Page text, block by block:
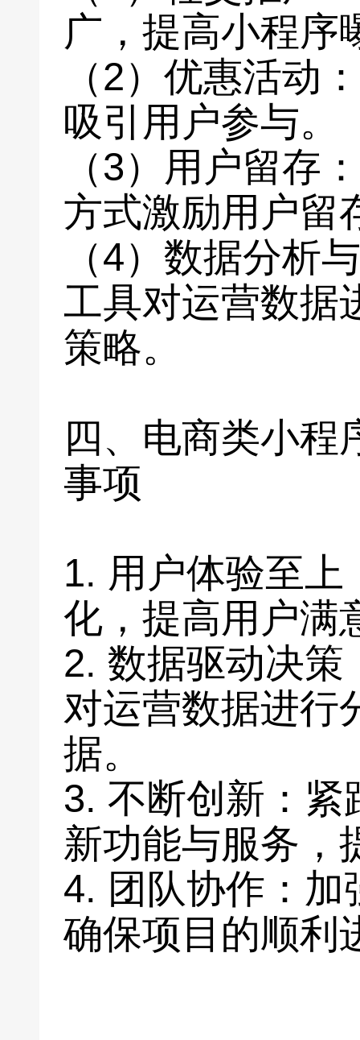
广，提高小程序
（2）优惠活动
吸引用户参与。
（3）用户留存
方式激励用户留
（4）数据分析
工具对运营数据
策略。
四、电商类小程
事项
1. 用户体验至上
化，提高用户满
2. 数据驱动决策
对运营数据进行
据。
3. 不断创新：紧
新功能与服务，
4. 团队协作：加
确保项目的顺利